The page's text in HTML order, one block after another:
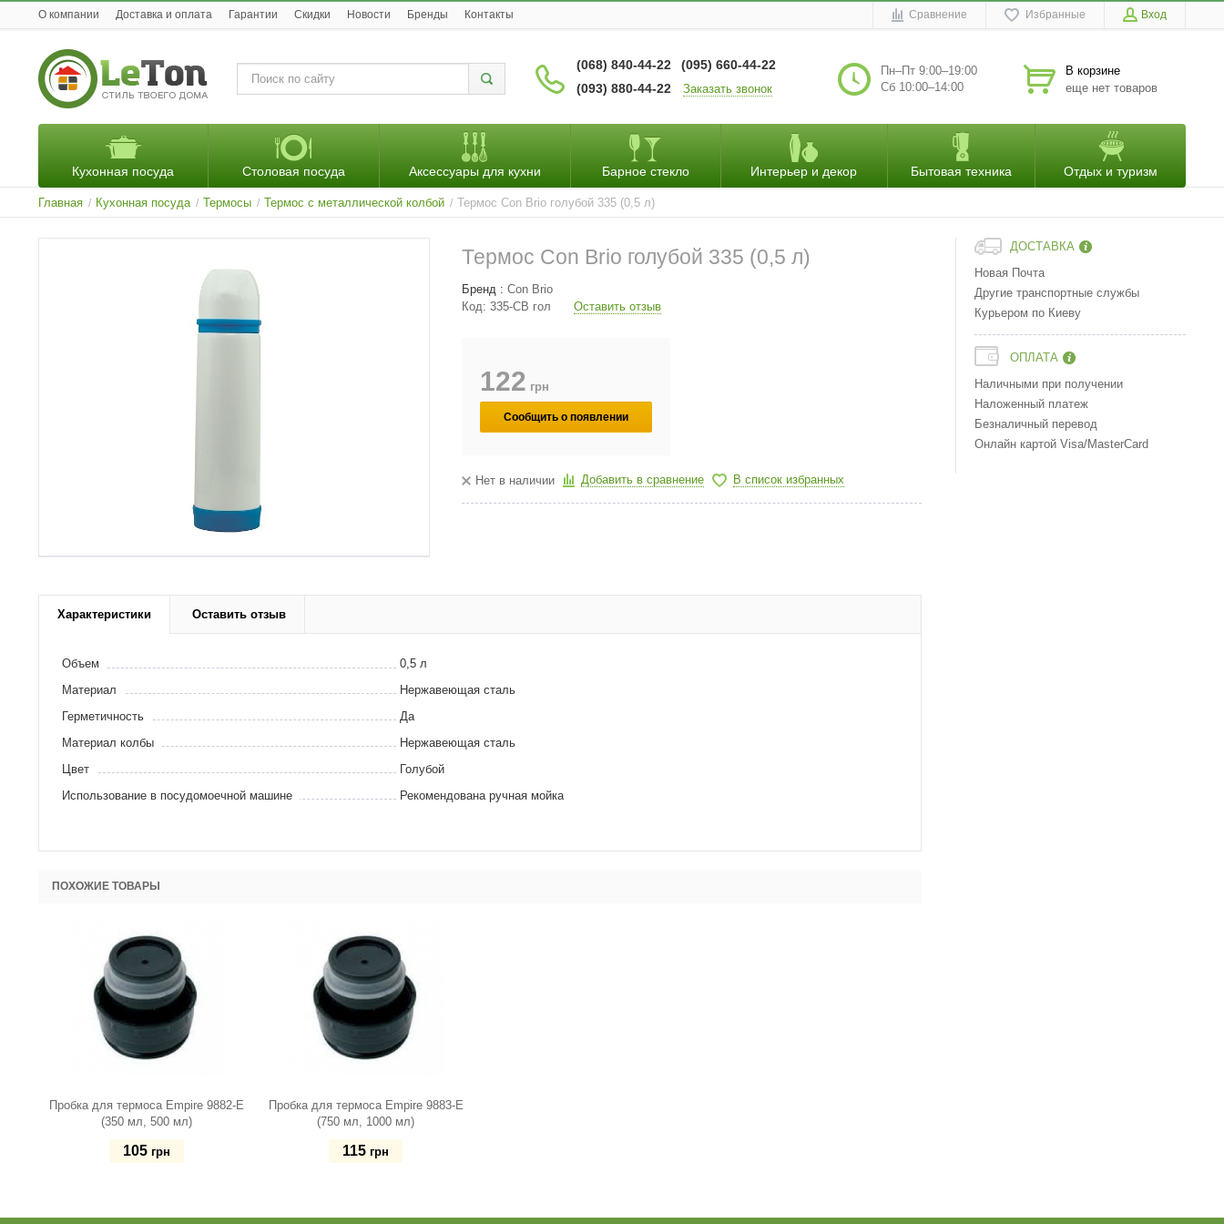
O компании Доставка и оплата Гарантии Скидки Новости Бренды Контакты Сравнение Избранные Вход
(068) 840-44-22
(095) 660-44-22
(093) 880-44-22
Заказать звонок
Пн–Пт 9:00–19:00
Сб 10:00–14:00
В корзине
еще нет товаров
Кухонная посуда Столовая посуда Аксессуары для кухни Барное стекло Интерьер и декор Бытовая техника Отдых и туризм
Главная / Кухонная посуда / Термосы / Термос с металлической колбой / Термос Con Brio голубой 335 (0,5 л)
ДОСТАВКА
Новая Почта
Другие транспортные службы
Курьером по Киеву
ОПЛАТА
Наличными при получении
Наложенный платеж
Безналичный перевод
Онлайн картой Visa/MasterCard
Термос Con Brio голубой 335 (0,5 л)
Бренд : Con Brio
Код: 335-СВ гол Оставить отзыв
122 грн
Сообщить о появлении
Нет в наличии Добавить в сравнение В список избранных
Характеристики Оставить отзыв
Объем
0,5 л
Материал
Нержавеющая сталь
Герметичность
Да
Материал колбы
Нержавеющая сталь
Цвет
Голубой
Использование в посудомоечной машине
Рекомендована ручная мойка
ПОХОЖИЕ ТОВАРЫ
Пробка для термоса Empire 9882-E
(350 мл, 500 мл)
105 грн
Пробка для термоса Empire 9883-E
(750 мл, 1000 мл)
115 грн